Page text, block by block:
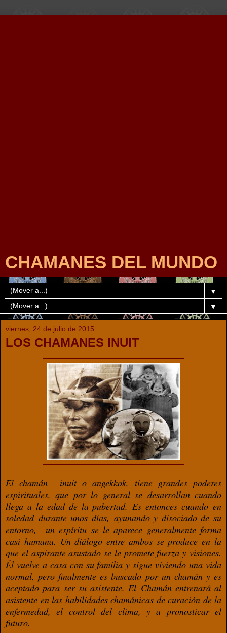
CHAMANES DEL MUNDO
▼
▼
viernes, 24 de julio de 2015
LOS CHAMANES INUIT
El chamán inuit oangekkok, tiene grandes poderes
espirituales, que por lo general se desarrollan cuando
llega a la edad de la pubertad. Es entonces cuando en
soledad durante unos días, ayunando y disociado de su
entorno, un espíritu se le aparece generalmente forma
casi humana. Un diálogo entre ambos se produce en la
que el aspirante asustado se le promete fuerza y visiones.
Él vuelve a casa con su familia y sigue viviendo una vida
normal, pero finalmente es buscado por un chamán y es
aceptado para ser su asistente. El Chamán entrenará al
asistente en las habilidades chamánicas de curación de la
enfermedad, el control del clima, y a pronosticar el
futuro.